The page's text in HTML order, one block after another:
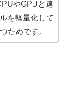
やGPUと連
を軽量化して
ためです。